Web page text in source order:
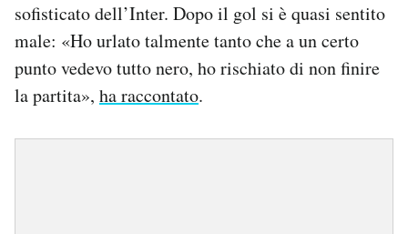
sofisticato dell’Inter. Dopo il gol si è quasi sentito
male: «Ho urlato talmente tanto che a un certo
punto vedevo tutto nero, ho rischiato di non finire
la partita», ha raccontato.